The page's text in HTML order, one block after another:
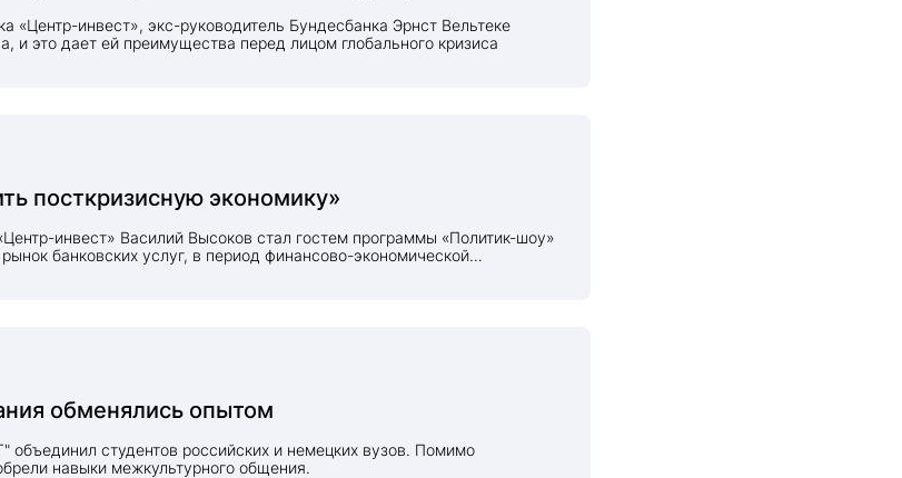
инвест», экс-руководитель Бундесбанка Эрнст Вельтеке
и это дает ей преимущества перед лицом глобального кризиса
посткризисную экономику»
инвест» Василий Высоков стал гостем программы «Политик-шоу»
банковских услуг, в период финансово-экономической
обменялись опытом
студентов российских и немецких вузов. Помимо
навыки межкультурного общения.